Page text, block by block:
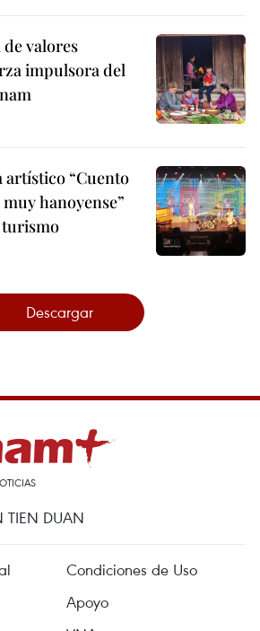
valores
impulsora del
“Cuento
hanoyense”
Descargar
TIEN DUAN
Condiciones de Uso
Apoyo